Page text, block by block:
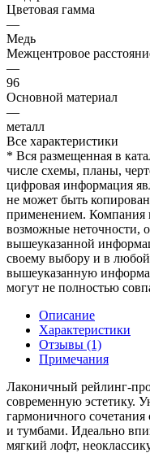
Цветовая гамма
—
Медь
Межцентровое
—
96
Основной материал
—
металл
Все характеристики
* Вся размещенная в
числе схемы, планы,
цифровая информация
не может быть
применением. Компания
возможные неточности,
вышеуказанной
своему выбору и в
вышеуказанную
могут не полностью
Описание
Характеристики
Отзывы (1)
Примечания
Лаконичный рейлинг-
современную эстетику.
гармоничного
и тумбами. Идеально
мягкий лофт,